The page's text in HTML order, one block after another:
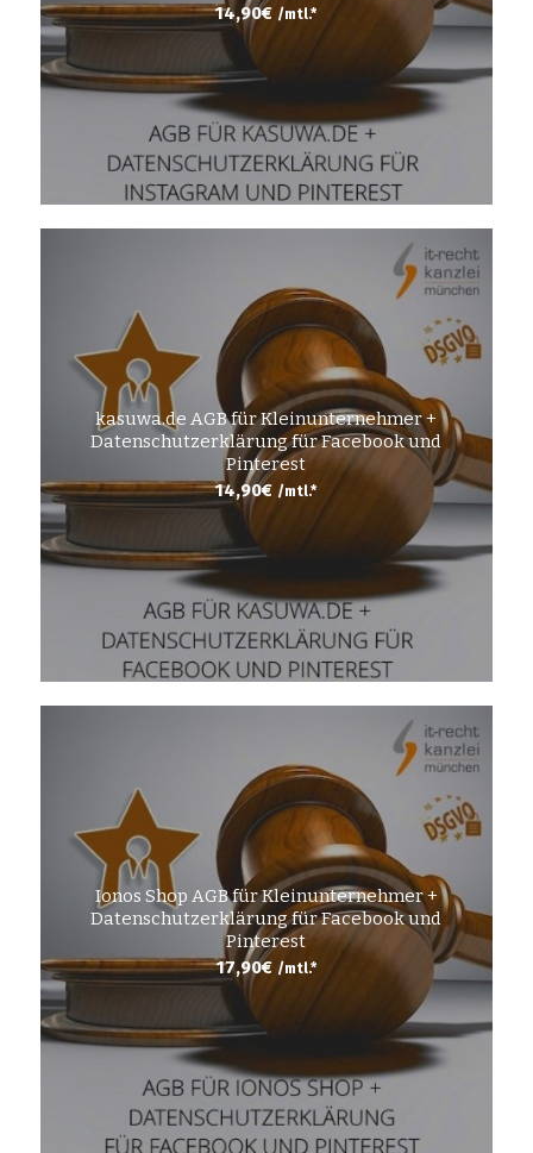
14,90€ /mtl.*
kasuwa.de AGB für Kleinunternehmer +
Datenschutzerklärung für Facebook und
Pinterest
14,90€ /mtl.*
Ionos Shop AGB für Kleinunternehmer +
Datenschutzerklärung für Facebook und
Pinterest
17,90€ /mtl.*